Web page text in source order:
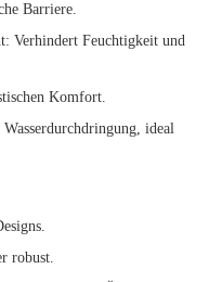
Barriere.
: Verhindert Feuchtigkeit und
Komfort.
ideal
robust.